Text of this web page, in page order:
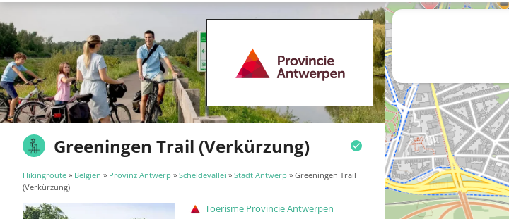
Greeningen Trail (Verkürzung)
Hikingroute » Belgien » Provinz Antwerp » Scheldevallei » Stadt Antwerp » Greeningen Trail
(Verkürzung)
Toerisme Provincie Antwerpen